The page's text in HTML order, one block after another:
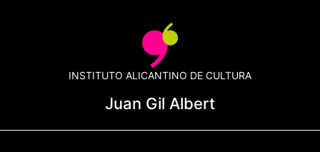
INSTITUTO ALICANTINO DE CULTURA
Juan Gil Albert